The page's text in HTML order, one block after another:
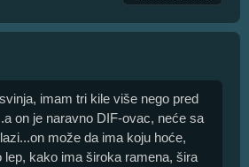
imam tri kile više nego pred
on je naravno DIF-ovac, neće sa
može da ima koju hoće,
lep, kako ima široka ramena, šira